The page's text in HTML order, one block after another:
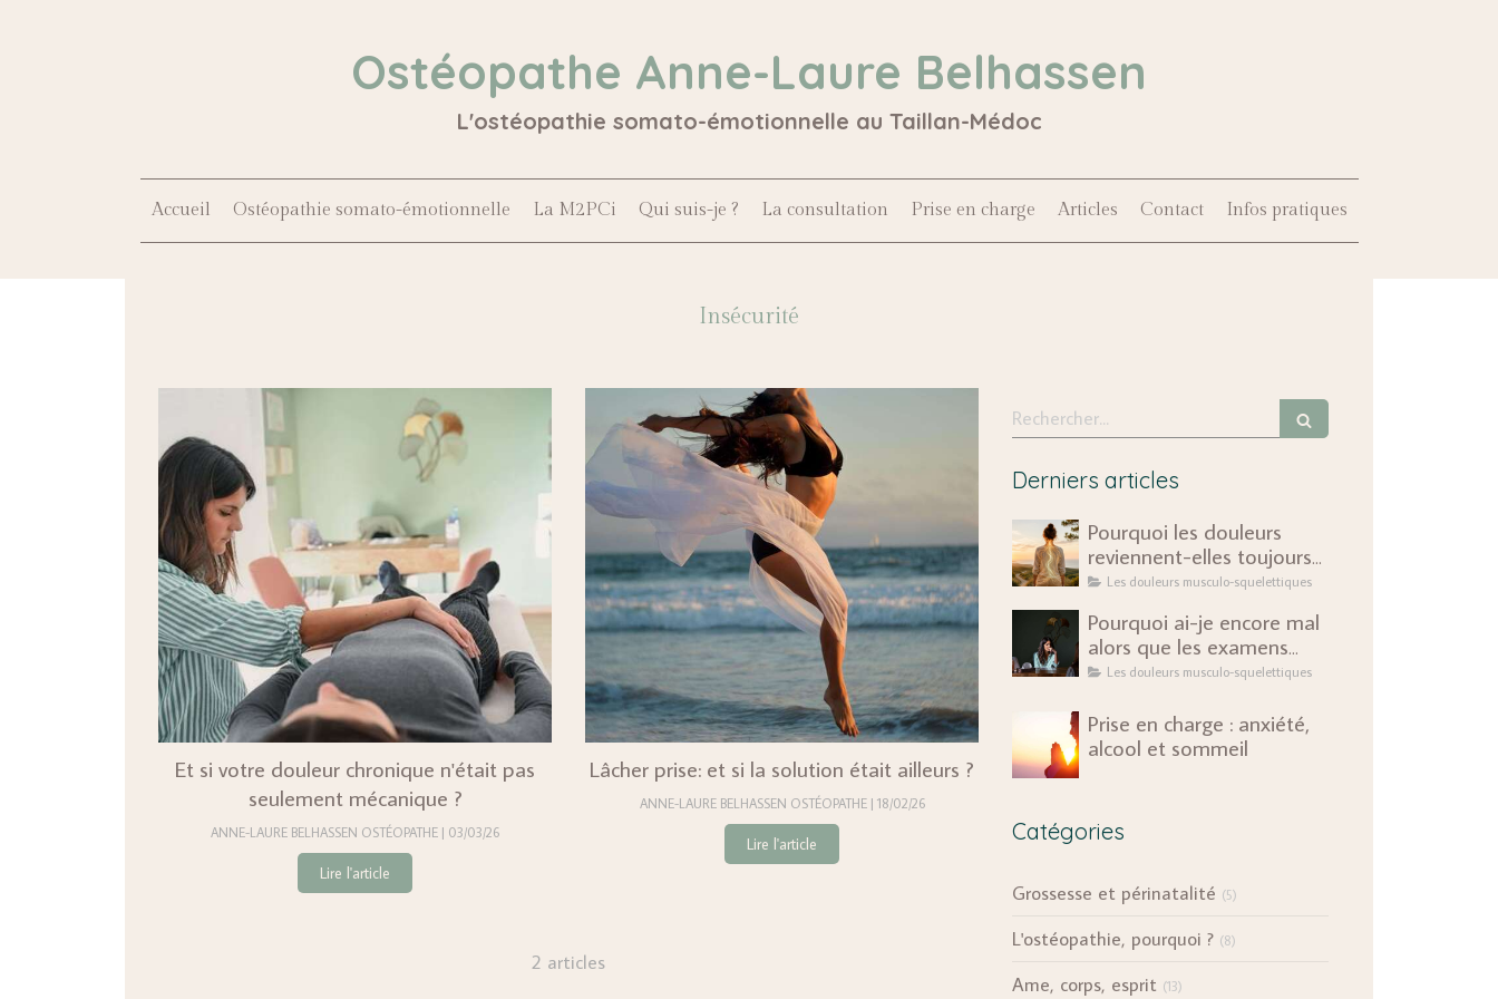
Ostéopathe Anne-Laure Belhassen
L'ostéopathie somato-émotionnelle au Taillan-Médoc
Accueil Ostéopathie somato-émotionnelle La M2PCi Qui suis-je ? La consultation Prise en charge Articles Contact Infos pratiques
Insécurité
Et si votre douleur chronique n'était pas
seulement mécanique ?
ANNE-LAURE BELHASSEN OSTÉOPATHE 03/03/26
Lire l'article
Lâcher prise: et si la solution était ailleurs ?
ANNE-LAURE BELHASSEN OSTÉOPATHE 18/02/26
Lire l'article
2 articles
Rechercher
Derniers articles
Pourquoi les douleurs
reviennent-elles toujours
au même endroit ?
Les douleurs musculo-squelettiques
Pourquoi ai-je encore mal
alors que les examens
sont rassurants ?
Les douleurs musculo-squelettiques
Prise en charge : anxiété,
alcool et sommeil
Catégories
Grossesse et périnatalité (5)
L'ostéopathie, pourquoi ? (8)
Ame, corps, esprit (13)